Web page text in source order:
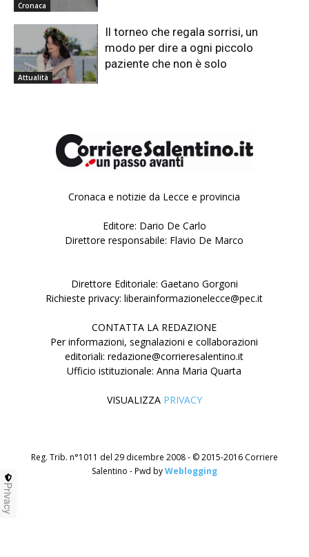
Cronaca
Attualità
Il torneo che regala sorrisi, un
modo per dire a ogni piccolo
paziente che non è solo
Cronaca e notizie da Lecce e provincia
Editore: Dario De Carlo
Direttore responsabile: Flavio De Marco
Direttore Editoriale: Gaetano Gorgoni
Richieste privacy: liberainformazionelecce@pec.it
CONTATTA LA REDAZIONE
Per informazioni, segnalazioni e collaborazioni
editoriali: redazione@corrieresalentino.it
Ufficio istituzionale: Anna Maria Quarta
VISUALIZZA PRIVACY
Reg. Trib. n°1011 del 29 dicembre 2008 - © 2015-2016 Corriere
Salentino - Pwd byWeblogging
Privacy